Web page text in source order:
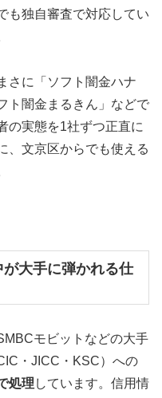
も独自審査で対応してい
さに「ソフト闇金ハナ
ト闇金まるきん」などで
の実態を1社ずつ正直に
、文京区からでも使える
大手に弾かれる仕
モビットなどの大手
・JICC・KSC）への
処理 しています。信用情